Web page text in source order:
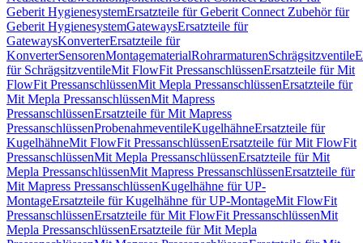
Geberit HygienesystemErsatzteile für Geberit Connect Zubehör für
Geberit HygienesystemGatewaysErsatzteile für
GatewaysKonverterErsatzteile für
KonverterSensorenMontagematerialRohrarmaturenSchrägsitzventile
für SchrägsitzventileMit FlowFit PressanschlüssenErsatzteile für Mit
FlowFit PressanschlüssenMit Mepla PressanschlüssenErsatzteile für
Mit Mepla PressanschlüssenMit Mapress
PressanschlüssenErsatzteile für Mit Mapress
PressanschlüssenProbenahmeventileKugelhähneErsatzteile für
KugelhähneMit FlowFit PressanschlüssenErsatzteile für Mit FlowFit
PressanschlüssenMit Mepla PressanschlüssenErsatzteile für Mit
Mepla PressanschlüssenMit Mapress PressanschlüssenErsatzteile für
Mit Mapress PressanschlüssenKugelhähne für UP-
MontageErsatzteile für Kugelhähne für UP-MontageMit FlowFit
PressanschlüssenErsatzteile für Mit FlowFit PressanschlüssenMit
Mepla PressanschlüssenErsatzteile für Mit Mepla